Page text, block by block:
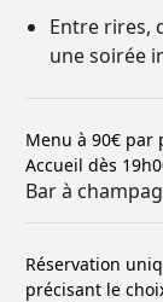
Entre rires,
une soirée
Menu à 90€ par
Accueil dès
Bar à
Réservation
précisant le